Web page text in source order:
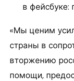
в фейсбуке:
«Мы ценим
страны в
вторжению
помощи,